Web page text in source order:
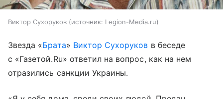
Виктор Сухоруков источник: Legion-Media.ru
Звезда «Брата» Виктор Сухоруков в беседе
с «Газетой.Ru» ответил на вопрос, как на нем
отразились санкции Украины.